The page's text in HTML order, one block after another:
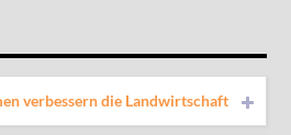
verbessern die Landwirtschaft